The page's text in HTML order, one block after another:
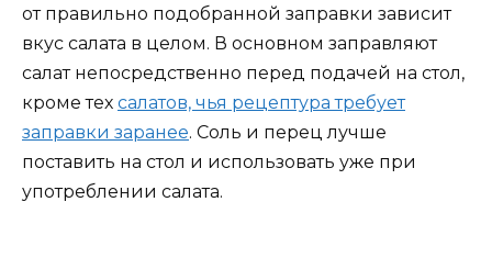
от правильно подобранной заправки зависит
вкус салата в целом. В основном заправляют
салат непосредственно перед подачей на стол,
кроме тех салатов, чья рецептура требует
заправки заранее. Соль и перец лучше
поставить на стол и использовать уже при
употреблении салата.